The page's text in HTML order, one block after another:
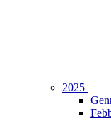
2025